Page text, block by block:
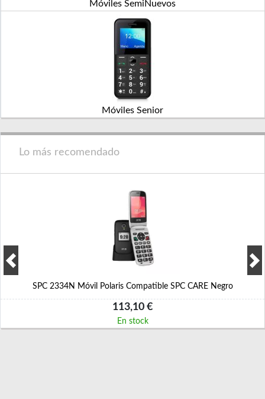
Móviles SemiNuevos
Móviles Senior
Lo más recomendado
SPC 2334N Móvil Polaris Compatible SPC CARE Negro
113,10 €
En stock